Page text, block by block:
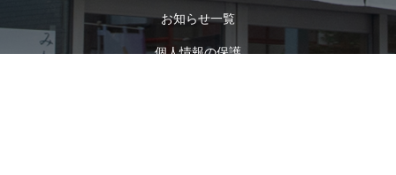
お知らせ一覧
個人情報の保護